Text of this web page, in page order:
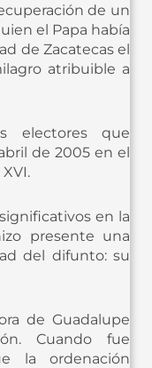
de un
el Papa había
de Zacatecas el
atribuible a
electores que
de 2005 en el
en la
presente una
del difunto: su
de Guadalupe
Cuando fue
la ordenación